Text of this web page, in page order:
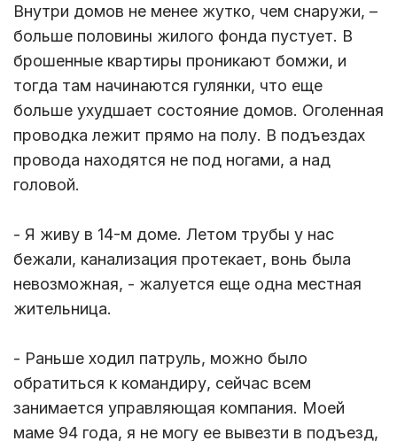
Внутри домов не менее жутко, чем снаружи, –
больше половины жилого фонда пустует. В
брошенные квартиры проникают бомжи, и
тогда там начинаются гулянки, что еще
больше ухудшает состояние домов. Оголенная
проводка лежит прямо на полу. В подъездах
провода находятся не под ногами, а над
головой.
- Я живу в 14-м доме. Летом трубы у нас
бежали, канализация протекает, вонь была
невозможная, - жалуется еще одна местная
жительница.
- Раньше ходил патруль, можно было
обратиться к командиру, сейчас всем
занимается управляющая компания. Моей
маме 94 года, я не могу ее вывезти в подъезд,